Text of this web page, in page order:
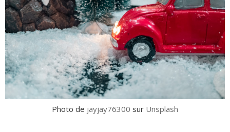
Photo de jayjay76300 sur Unsplash